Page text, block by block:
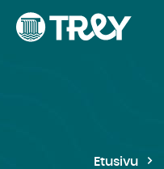
Hyppää
sisältöön
Siirry
TREY
-etusivulle
Etusivu